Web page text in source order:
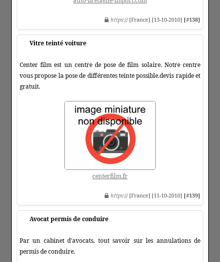
https:// [France] [13-10-2010] [#138]
Vitre teinté voiture
Center film est un centre de pose de film solaire. Notre centre
vous propose la pose de différentes teinte possible.devis rapide et
gratuit.
centerfilm.fr
https:// [France] [11-10-2010] [#139]
Avocat permis de conduire
Par un cabinet d'avocats, tout savoir sur les annulations de
permis de conduire.